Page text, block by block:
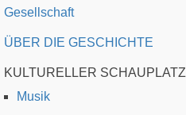
Gesellschaft
ÜBER DIE GESCHICHTE
KULTURELLER SCHAUPLATZ
Musik